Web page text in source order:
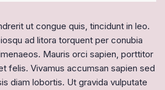
ut congue quis, tincidunt in leo.
ad litora torquent per conubia
Mauris orci sapien, porttitor
felis. Vivamus accumsan sapien sed
diam lobortis. Ut gravida vulputate